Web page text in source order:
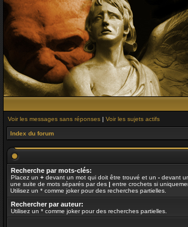
Voir les messages sans réponses | Voir les sujets actifs
Index du forum
Recherche par mots-clés:
Placez un + devant un mot qui doit être trouvé et un - devant
une suite de mots séparés par des | entre crochets si
Utilisez un * comme joker pour des recherches partielles.
Rechercher par auteur:
Utilisez un * comme joker pour des recherches partielles.